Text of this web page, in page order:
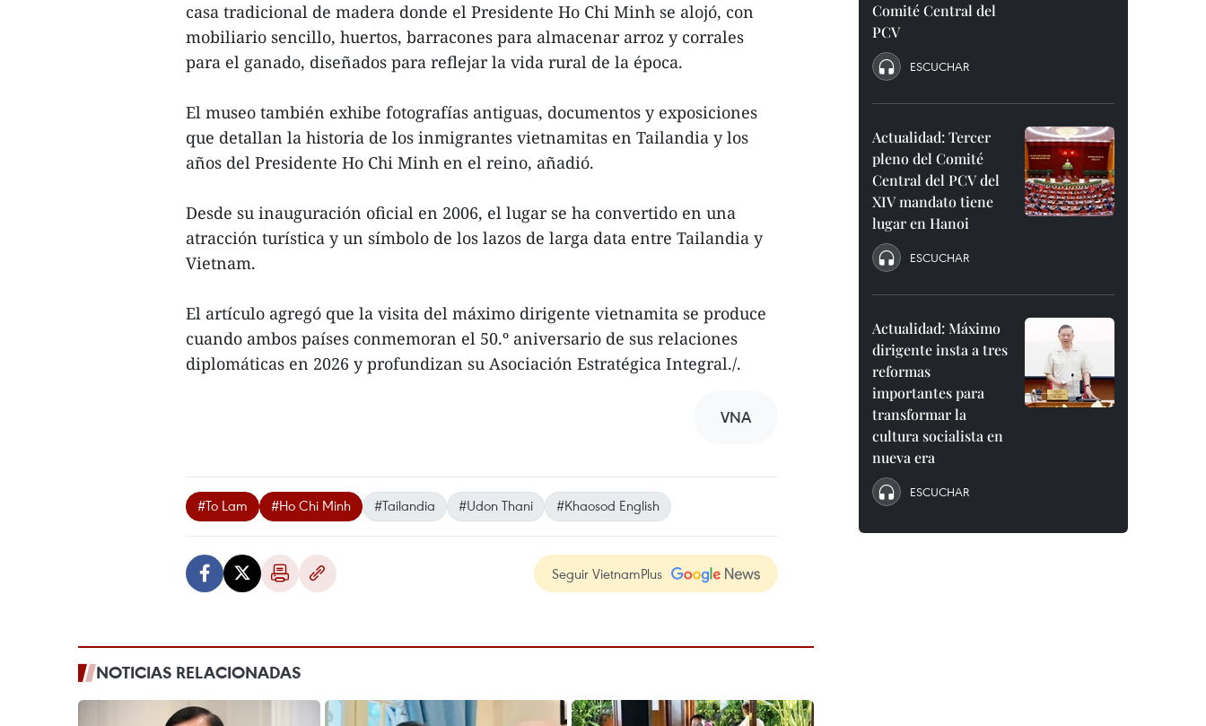
casa tradicional de madera donde el Presidente Ho Chi Minh se alojó, con
mobiliario sencillo, huertos, barracones para almacenar arroz y corrales
para el ganado, diseñados para reflejar la vida rural de la época.
El museo también exhibe fotografías antiguas, documentos y exposiciones
que detallan la historia de los inmigrantes vietnamitas en Tailandia y los
años del Presidente Ho Chi Minh en el reino, añadió.
Desde su inauguración oficial en 2006, el lugar se ha convertido en una
atracción turística y un símbolo de los lazos de larga data entre Tailandia y
Vietnam.
El artículo agregó que la visita del máximo dirigente vietnamita se produce
cuando ambos países conmemoran el 50.º aniversario de sus relaciones
diplomáticas en 2026 y profundizan su Asociación Estratégica Integral./.
VNA
#To Lam #Ho Chi Minh #Tailandia #Udon Thani #Khaosod English
Seguir VietnamPlus
NOTICIAS RELACIONADAS
Comité Central del
PCV
ESCUCHAR
Actualidad: Tercer
pleno del Comité
Central del PCV del
XIV mandato tiene
lugar en Hanoi
ESCUCHAR
Actualidad: Máximo
dirigente insta a tres
reformas
importantes para
transformar la
cultura socialista en
nueva era
ESCUCHAR